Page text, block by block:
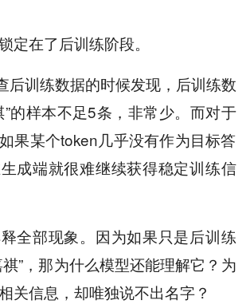
定在了后训练阶段。
后训练数据的时候发现，后训练数
”的样本不足5条，非常少。而对于
果某个token几乎没有作为目标答
成端就很难继续获得稳定训练信
全部现象。因为如果只是后训练
”，那为什么模型还能理解它？为
关信息，却唯独说不出名字？